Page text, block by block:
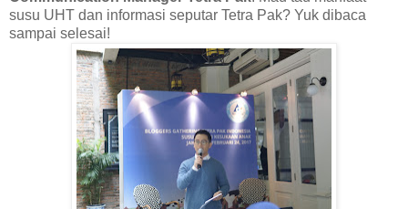
susu UHT dan informasi seputar Tetra Pak? Yuk dibaca
sampai selesai!